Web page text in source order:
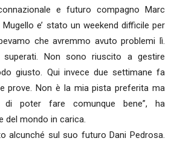
e futuro compagno Marc
Mugello e’ stato un weekend difficile per
che avremmo avuto problemi lì.
Non sono riuscito a gestire
giusto. Qui invece due settimane fa
prove. Non è la mia pista preferita ma
di poter fare comunque bene”, ha
del mondo in carica.
alcunché sul suo futuro Dani Pedrosa.